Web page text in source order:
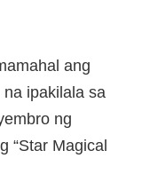
ang
ipakilala sa
ng
“Star Magical